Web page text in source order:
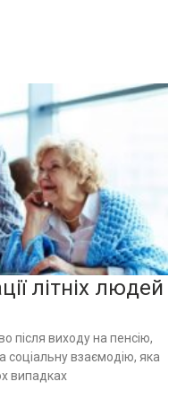
літніх людей
після виходу на пенсію,
соціальну взаємодію, яка
випадках